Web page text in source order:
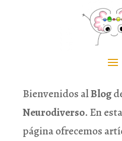
Bienvenidos alBlog
Neurodiverso. En esta
página ofrecemos